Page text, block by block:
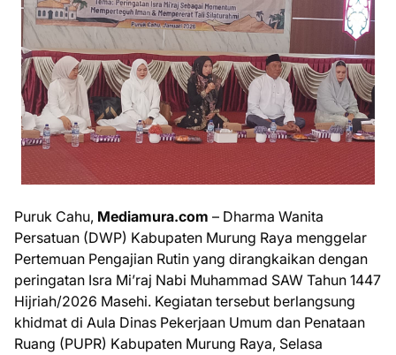
Puruk Cahu, Mediamura.com – Dharma Wanita
Persatuan (DWP) Kabupaten Murung Raya menggelar
Pertemuan Pengajian Rutin yang dirangkaikan dengan
peringatan Isra Mi’raj Nabi Muhammad SAW Tahun 1447
Hijriah/2026 Masehi. Kegiatan tersebut berlangsung
khidmat di Aula Dinas Pekerjaan Umum dan Penataan
Ruang (PUPR) Kabupaten Murung Raya, Selasa